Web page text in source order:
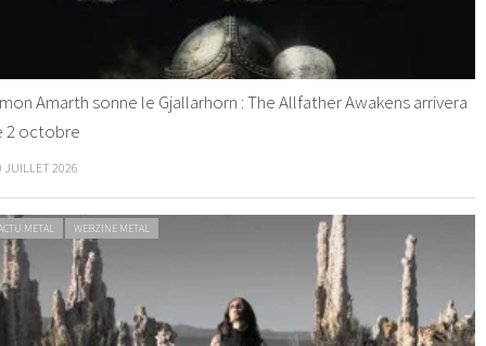
Amarth sonne le Gjallarhorn : The Allfather Awakens arrivera
2 octobre
JUILLET 2026
METAL WEBZINE METAL